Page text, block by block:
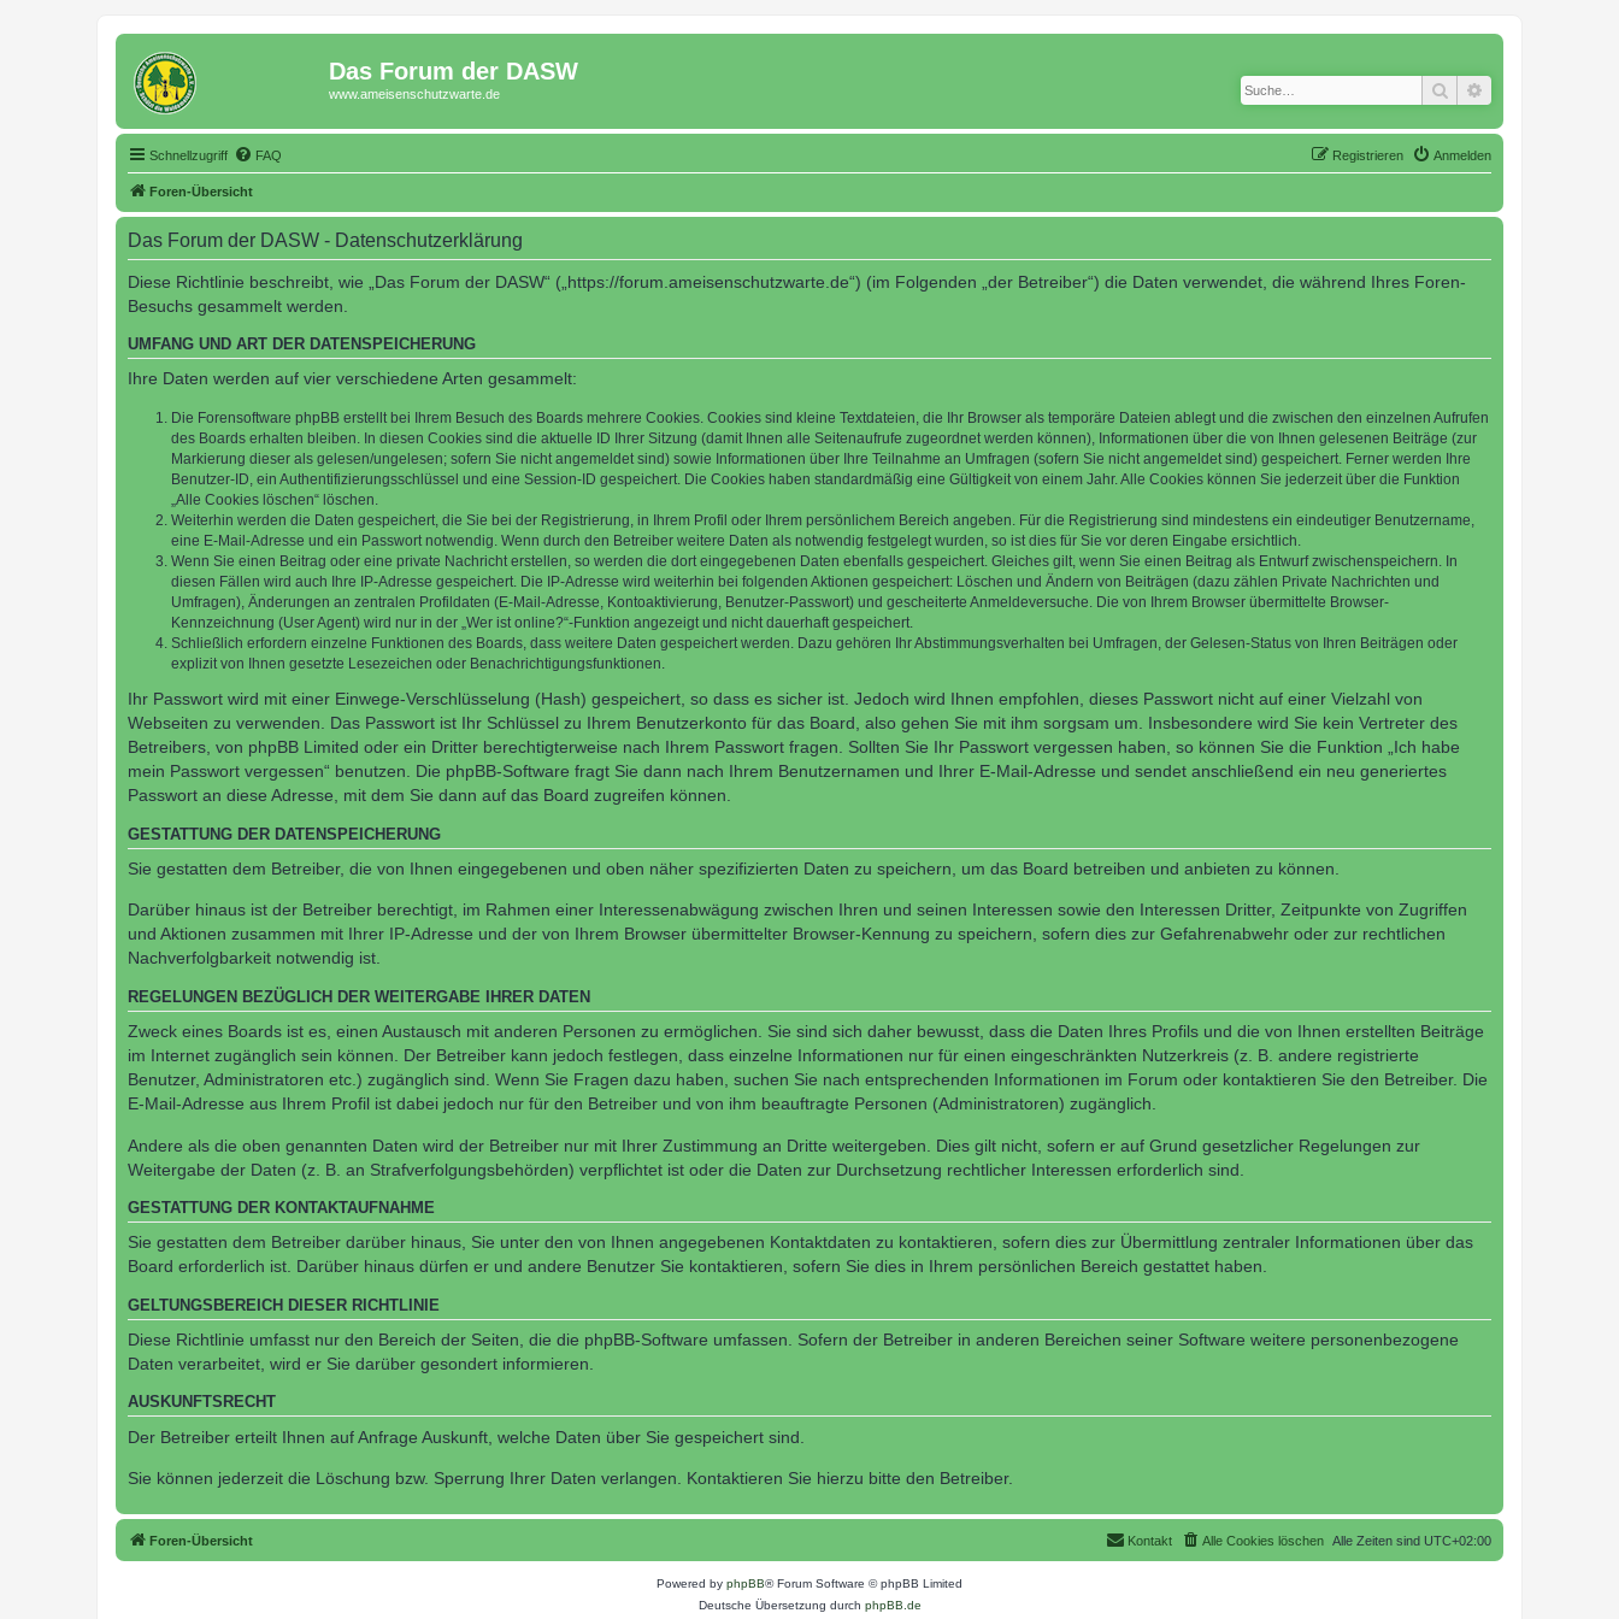
Das Forum der DASW
www.ameisenschutzwarte.de Suche
Schnellzugriff FAQ Anmelden
Registrieren
Foren-Übersicht
Das Forum der DASW - Datenschutzerklärung
Diese Richtlinie beschreibt, wie „Das Forum der DASW“ („https://forum.ameisenschutzwarte.de“) (im Folgenden „der Betreiber“) die Daten verwendet, die während Ihres Foren-
Besuchs gesammelt werden.
UMFANG UND ART DER DATENSPEICHERUNG
Ihre Daten werden auf vier verschiedene Arten gesammelt:
Die Forensoftware phpBB erstellt bei Ihrem Besuch des Boards mehrere Cookies. Cookies sind kleine Textdateien, die Ihr Browser als temporäre Dateien ablegt und die zwischen den einzelnen Aufrufen
des Boards erhalten bleiben. In diesen Cookies sind die aktuelle ID Ihrer Sitzung (damit Ihnen alle Seitenaufrufe zugeordnet werden können), Informationen über die von Ihnen gelesenen Beiträge (zur
Markierung dieser als gelesen/ungelesen; sofern Sie nicht angemeldet sind) sowie Informationen über Ihre Teilnahme an Umfragen (sofern Sie nicht angemeldet sind) gespeichert. Ferner werden Ihre
Benutzer-ID, ein Authentifizierungsschlüssel und eine Session-ID gespeichert. Die Cookies haben standardmäßig eine Gültigkeit von einem Jahr. Alle Cookies können Sie jederzeit über die Funktion
„Alle Cookies löschen“ löschen.
Weiterhin werden die Daten gespeichert, die Sie bei der Registrierung, in Ihrem Profil oder Ihrem persönlichem Bereich angeben. Für die Registrierung sind mindestens ein eindeutiger Benutzername,
eine E-Mail-Adresse und ein Passwort notwendig. Wenn durch den Betreiber weitere Daten als notwendig festgelegt wurden, so ist dies für Sie vor deren Eingabe ersichtlich.
Wenn Sie einen Beitrag oder eine private Nachricht erstellen, so werden die dort eingegebenen Daten ebenfalls gespeichert. Gleiches gilt, wenn Sie einen Beitrag als Entwurf zwischenspeichern. In
diesen Fällen wird auch Ihre IP-Adresse gespeichert. Die IP-Adresse wird weiterhin bei folgenden Aktionen gespeichert: Löschen und Ändern von Beiträgen (dazu zählen Private Nachrichten und
Umfragen), Änderungen an zentralen Profildaten (E-Mail-Adresse, Kontoaktivierung, Benutzer-Passwort) und gescheiterte Anmeldeversuche. Die von Ihrem Browser übermittelte Browser-
Kennzeichnung (User Agent) wird nur in der „Wer ist online?“-Funktion angezeigt und nicht dauerhaft gespeichert.
Schließlich erfordern einzelne Funktionen des Boards, dass weitere Daten gespeichert werden. Dazu gehören Ihr Abstimmungsverhalten bei Umfragen, der Gelesen-Status von Ihren Beiträgen oder
explizit von Ihnen gesetzte Lesezeichen oder Benachrichtigungsfunktionen.
Ihr Passwort wird mit einer Einwege-Verschlüsselung (Hash) gespeichert, so dass es sicher ist. Jedoch wird Ihnen empfohlen, dieses Passwort nicht auf einer Vielzahl von
Webseiten zu verwenden. Das Passwort ist Ihr Schlüssel zu Ihrem Benutzerkonto für das Board, also gehen Sie mit ihm sorgsam um. Insbesondere wird Sie kein Vertreter des
Betreibers, von phpBB Limited oder ein Dritter berechtigterweise nach Ihrem Passwort fragen. Sollten Sie Ihr Passwort vergessen haben, so können Sie die Funktion „Ich habe
mein Passwort vergessen“ benutzen. Die phpBB-Software fragt Sie dann nach Ihrem Benutzernamen und Ihrer E-Mail-Adresse und sendet anschließend ein neu generiertes
Passwort an diese Adresse, mit dem Sie dann auf das Board zugreifen können.
GESTATTUNG DER DATENSPEICHERUNG
Sie gestatten dem Betreiber, die von Ihnen eingegebenen und oben näher spezifizierten Daten zu speichern, um das Board betreiben und anbieten zu können.
Darüber hinaus ist der Betreiber berechtigt, im Rahmen einer Interessenabwägung zwischen Ihren und seinen Interessen sowie den Interessen Dritter, Zeitpunkte von Zugriffen
und Aktionen zusammen mit Ihrer IP-Adresse und der von Ihrem Browser übermittelter Browser-Kennung zu speichern, sofern dies zur Gefahrenabwehr oder zur rechtlichen
Nachverfolgbarkeit notwendig ist.
REGELUNGEN BEZÜGLICH DER WEITERGABE IHRER DATEN
Zweck eines Boards ist es, einen Austausch mit anderen Personen zu ermöglichen. Sie sind sich daher bewusst, dass die Daten Ihres Profils und die von Ihnen erstellten Beiträge
im Internet zugänglich sein können. Der Betreiber kann jedoch festlegen, dass einzelne Informationen nur für einen eingeschränkten Nutzerkreis (z. B. andere registrierte
Benutzer, Administratoren etc.) zugänglich sind. Wenn Sie Fragen dazu haben, suchen Sie nach entsprechenden Informationen im Forum oder kontaktieren Sie den Betreiber. Die
E-Mail-Adresse aus Ihrem Profil ist dabei jedoch nur für den Betreiber und von ihm beauftragte Personen (Administratoren) zugänglich.
Andere als die oben genannten Daten wird der Betreiber nur mit Ihrer Zustimmung an Dritte weitergeben. Dies gilt nicht, sofern er auf Grund gesetzlicher Regelungen zur
Weitergabe der Daten (z. B. an Strafverfolgungsbehörden) verpflichtet ist oder die Daten zur Durchsetzung rechtlicher Interessen erforderlich sind.
GESTATTUNG DER KONTAKTAUFNAHME
Sie gestatten dem Betreiber darüber hinaus, Sie unter den von Ihnen angegebenen Kontaktdaten zu kontaktieren, sofern dies zur Übermittlung zentraler Informationen über das
Board erforderlich ist. Darüber hinaus dürfen er und andere Benutzer Sie kontaktieren, sofern Sie dies in Ihrem persönlichen Bereich gestattet haben.
GELTUNGSBEREICH DIESER RICHTLINIE
Diese Richtlinie umfasst nur den Bereich der Seiten, die die phpBB-Software umfassen. Sofern der Betreiber in anderen Bereichen seiner Software weitere personenbezogene
Daten verarbeitet, wird er Sie darüber gesondert informieren.
AUSKUNFTSRECHT
Der Betreiber erteilt Ihnen auf Anfrage Auskunft, welche Daten über Sie gespeichert sind.
Sie können jederzeit die Löschung bzw. Sperrung Ihrer Daten verlangen. Kontaktieren Sie hierzu bitte den Betreiber.
Foren-Übersicht Alle Zeiten sind UTC+02:00
Alle Cookies löschen
Kontakt
Powered by phpBB® Forum Software © phpBB Limited
Deutsche Übersetzung durch phpBB.de